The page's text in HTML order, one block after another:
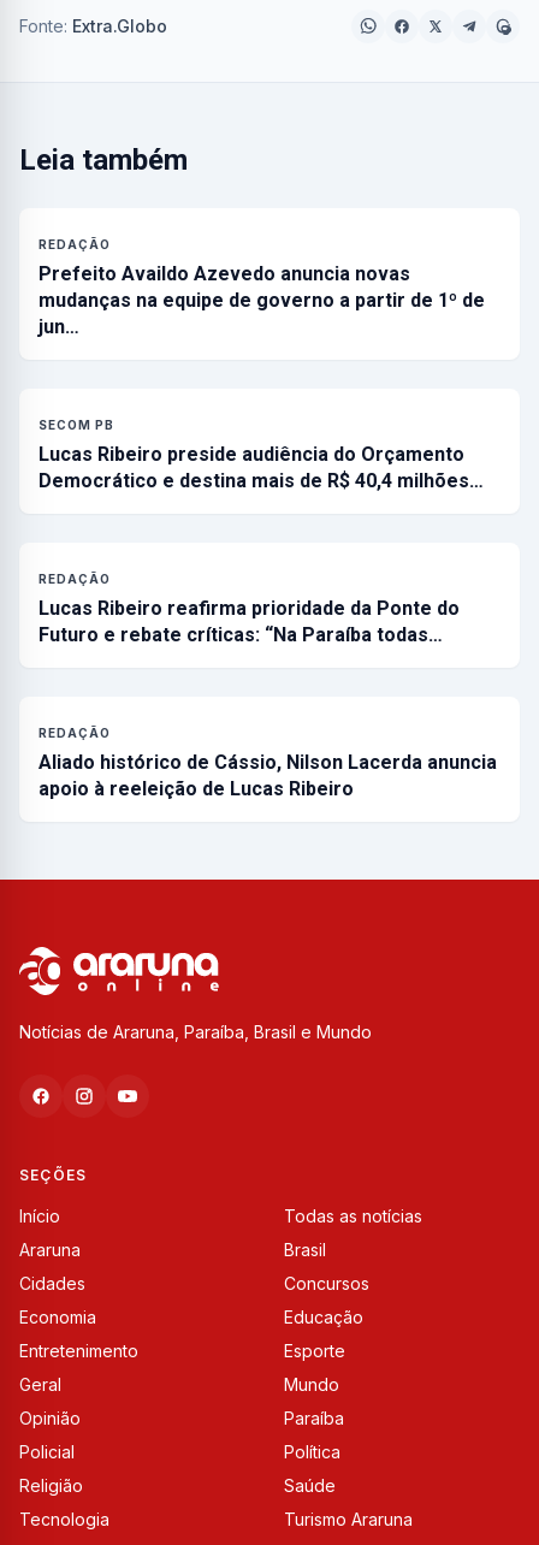
Fonte: Extra.Globo
Leia também
REDAÇÃO
Prefeito Availdo Azevedo anuncia novas
mudanças na equipe de governo a partir de 1º de
jun…
SECOM PB
Lucas Ribeiro preside audiência do Orçamento
Democrático e destina mais de R$ 40,4 milhões…
REDAÇÃO
Lucas Ribeiro reafirma prioridade da Ponte do
Futuro e rebate críticas: “Na Paraíba todas…
REDAÇÃO
Aliado histórico de Cássio, Nilson Lacerda anuncia
apoio à reeleição de Lucas Ribeiro
Notícias de Araruna, Paraíba, Brasil e Mundo
SEÇÕES
Início
Todas as notícias
Araruna
Brasil
Cidades
Concursos
Economia
Educação
Entretenimento
Esporte
Geral
Mundo
Opinião
Paraíba
Policial
Política
Religião
Saúde
Tecnologia
Turismo Araruna